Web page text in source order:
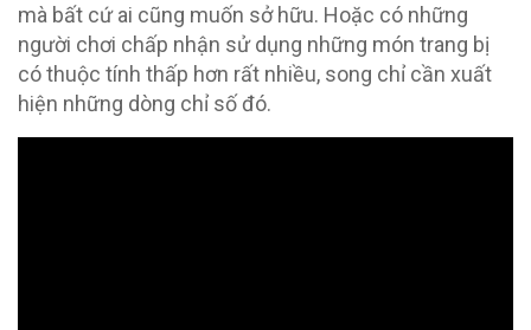
mà bất cứ ai cũng muốn sở hữu. Hoặc có những
người chơi chấp nhận sử dụng những món trang bị
có thuộc tính thấp hơn rất nhiều, song chỉ cần xuất
hiện những dòng chỉ số đó.